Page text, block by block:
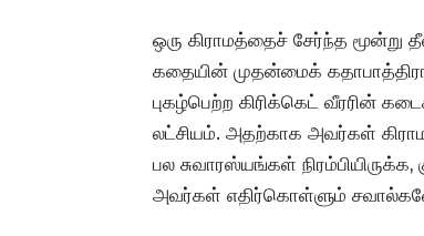
ஒரு கிராமத்தைச் சேர்ந்த மூன்று
கதையின் முதன்மைக்
புகழ்பெற்ற கிரிக்கெட் வீரரின்
லட்சியம். அதற்காக அவர்கள்
பல சுவாரஸ்யங்கள் நிரம்பியிருக்க,
அவர்கள் எதிர்கொள்ளும்